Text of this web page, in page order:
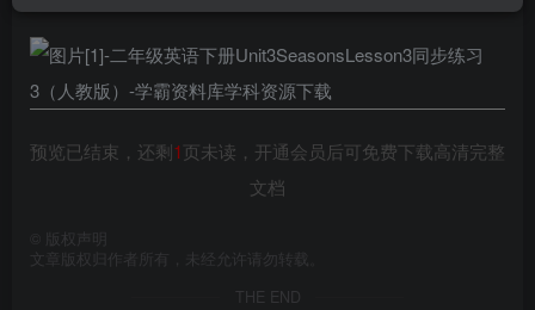
预览已结束，还剩1 页未读，开通会员后可免费下载高清完整
文档
版权声明
文章版权归作者所有，未经允许请勿转载。
THE END